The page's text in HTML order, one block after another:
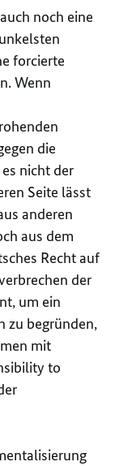
noch eine
forcierte
Wenn
die
nicht der
Seite lässt
anderen
aus dem
Recht auf
der
um ein
zu begründen,
mit
to